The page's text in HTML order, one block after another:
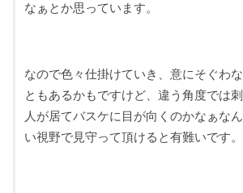
なぁとか思っています。
なので色々仕掛けていき、意にそぐわな
ともあるかもですけど、違う角度では
人が居てバスケに目が向くのかなぁな
い視野で見守って頂けると有難いです。